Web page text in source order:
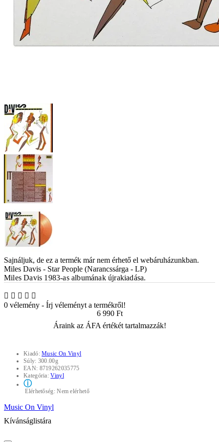
Sajnáljuk, de ez a termék már nem érhető el webáruházunkban.
Miles Davis - Star People (Narancssárga - LP)
Miles Davis 1983-as albumának újrakiadása.
0 vélemény - Írj véleményt a termékről!
6 990 Ft
Áraink az ÁFA értékét tartalmazzák!
Kiadó:Music On Vinyl
Súly: 300.00g
EAN: 8719262035775
Kategória:Vinyl
ⓘ
Elérhetőség:Nem elérhető
Music On Vinyl
Kívánságlistára